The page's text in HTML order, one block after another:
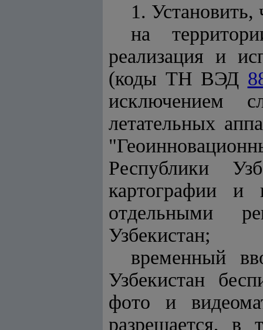
1. Установить,
на
реализация и
(коды ТН ВЭД
исключением
летательных
Республики
картографии и
отдельными
Узбекистан;
временный
Узбекистан
фото и
разрешается, в